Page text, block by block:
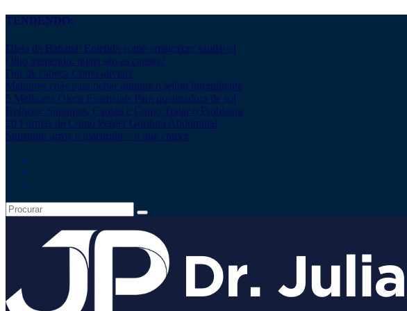
TENDENDO:
Dieta da Banana: Entenda como emagrecer saudável
Olho tremendo: quais são as causas?
Dor de cabeça Como aliviar?
Melhores chás para beber durante o jejum intermitente
5 Melhores Óleos Essenciais Para queimadura de sol
Refluxo: Sintomas, Causas e Como Tratar o Problema
20 Formas de Como Perder Gordura Abdominal
Substituir arroz e macarrão – o que comer